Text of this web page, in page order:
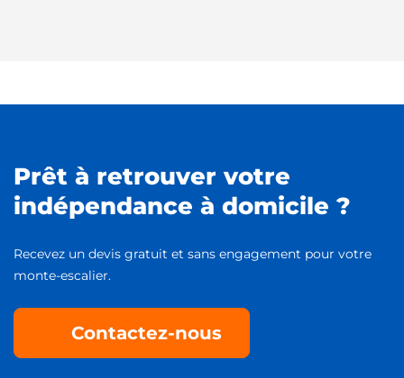
Prêt à retrouver votre
indépendance à domicile ?
Recevez un devis gratuit et sans engagement pour votre
monte-escalier.
Contactez-nous